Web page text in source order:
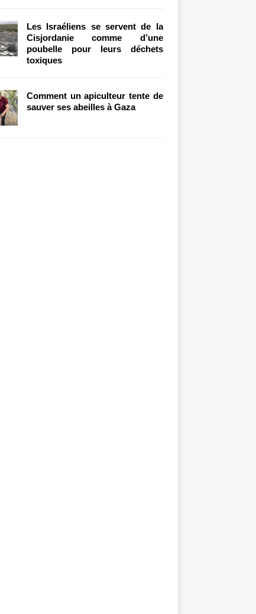
Les Israéliens se servent de la
Cisjordanie comme d’une
poubelle pour leurs déchets
toxiques
Comment un apiculteur tente de
sauver ses abeilles à Gaza